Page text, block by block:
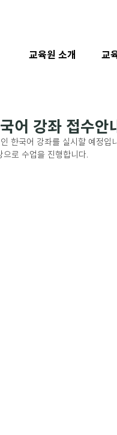
어 강좌 접수안
한국어 강좌를 실시할 예정입
로 수업을 진행합니다.
교육원 소개 교